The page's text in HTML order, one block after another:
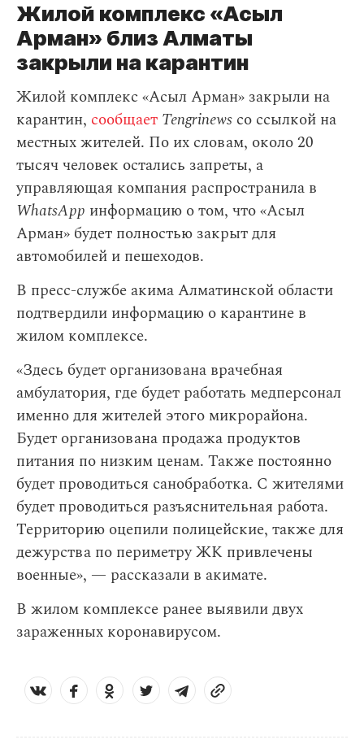
Жилой комплекс «Асыл
Арман» близ Алматы
закрыли на карантин
Жилой комплекс «Асыл Арман» закрыли на
карантин, сообщает Tengrinews со ссылкой на
местных жителей. По их словам, около 20
тысяч человек остались запреты, а
управляющая компания распространила в
WhatsApp информацию о том, что «Асыл
Арман» будет полностью закрыт для
автомобилей и пешеходов.
В пресс-службе акима Алматинской области
подтвердили информацию о карантине в
жилом комплексе.
«Здесь будет организована врачебная
амбулатория, где будет работать медперсонал
именно для жителей этого микрорайона.
Будет организована продажа продуктов
питания по низким ценам. Также постоянно
будет проводиться санобработка. С жителями
будет проводиться разъяснительная работа.
Территорию оцепили полицейские, также для
дежурства по периметру ЖК привлечены
военные», — рассказали в акимате.
В жилом комплексе ранее выявили двух
зараженных коронавирусом.